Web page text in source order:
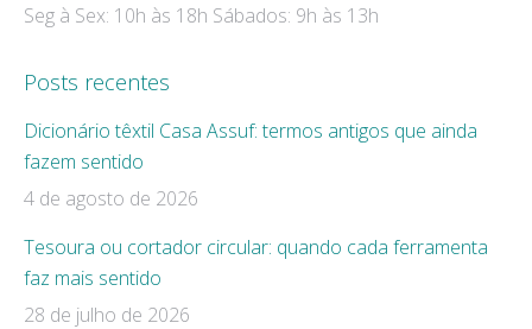
Seg à Sex: 10h às 18h Sábados: 9h às 13h
Posts recentes
Dicionário têxtil Casa Assuf: termos antigos que ainda
fazem sentido
4 de agosto de 2026
Tesoura ou cortador circular: quando cada ferramenta
faz mais sentido
28 de julho de 2026